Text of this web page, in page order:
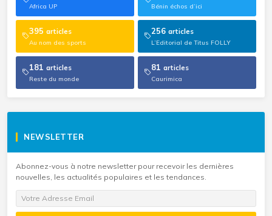
Africa UP Bénin échos d’ici
395 articles
Au nom des sports
256 articles
L’Editorial de Titus FOLLY
181 articles
Reste du monde
81 articles
Caurimica
NEWSLETTER
Abonnez-vous à notre newsletter pour recevoir les dernières
nouvelles, les actualités populaires et les tendances.